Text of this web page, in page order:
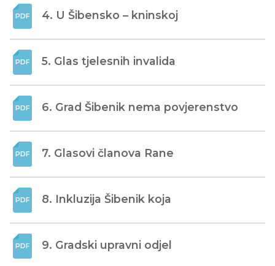
4. U Šibensko – kninskoj
5. Glas tjelesnih invalida
6. Grad Šibenik nema povjerenstvo
7. Glasovi članova Rane
8. Inkluzija Šibenik koja
9. Gradski upravni odjel